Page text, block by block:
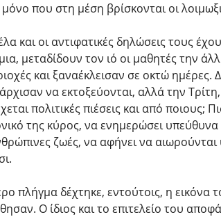
που στη μέση βρίσκονται οι
και οι αντιφατικές δηλώσεις τους
μεταδίδουν τον ιό οι μαθητές την
και ξαναέκλεισαν σε οκτώ
να εκτοξεύονται, αλλά την
πολιτικές πιέσεις και από ποιους;
της κύρος, να ενημερώσει
ζωές, να αφήνει να αιωρούνται
πλήγμα δέχτηκε, εντούτοις, η
Ο ίδιος και το επιτελείο του